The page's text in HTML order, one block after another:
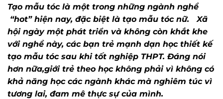
Tạo mẫu tóc là một trong những ngành nghề
“hot” hiện nay, đặc biệt là tạo mẫu tóc nữ. Xã
hội ngày một phát triển và không còn khắt khe
với nghề này, các bạn trẻ mạnh dạn học thiết kế
tạo mẫu tóc sau khi tốt nghiệp THPT. Đáng nói
hơn nữa,giới trẻ theo học không phải vì không có
khả năng học các ngành khác mà nghiêm túc vì
tương lai, đam mê thực sự của mình.